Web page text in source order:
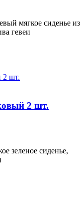
мягкое сиденье из
гевеи
2 шт.
зеленое сиденье,